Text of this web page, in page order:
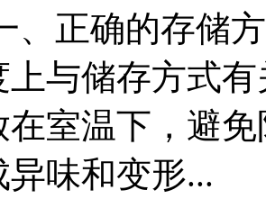
确的存储
上与储存方式
在室温下，避
异味和变形...